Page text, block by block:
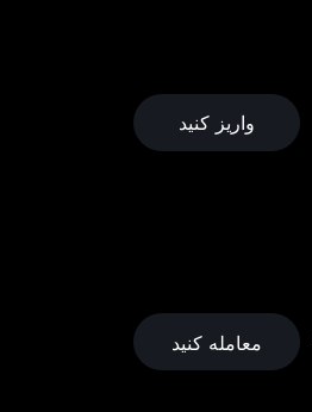
واریز کنید
معامله کنید